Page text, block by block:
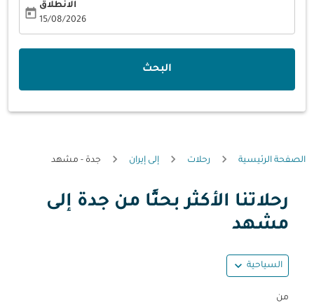
الانطلاق
15/08/2026
today
البحث
الصفحة الرئيسية رحلات إلى إيران جدة - مشهد
رحلاتنا الأكثر بحثًا من جدة إلى
مشهد
السياحية expand_more
من
حاول تحديث الرحلة (مغادرة و/أو وجهة) أو التفاعل مع